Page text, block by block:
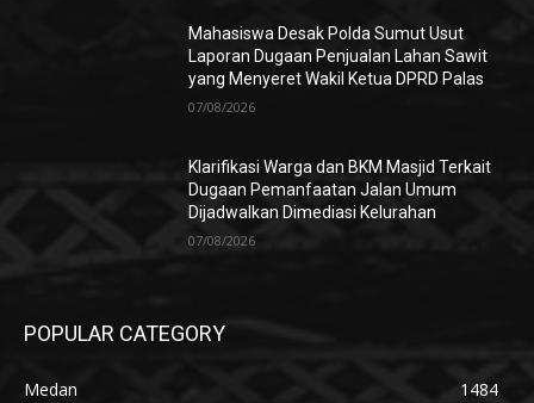
Mahasiswa Desak Polda Sumut Usut
Laporan Dugaan Penjualan Lahan Sawit
yang Menyeret Wakil Ketua DPRD Palas
07/08/2026
Klarifikasi Warga dan BKM Masjid Terkait
Dugaan Pemanfaatan Jalan Umum
Dijadwalkan Dimediasi Kelurahan
07/08/2026
POPULAR CATEGORY
Medan
1484